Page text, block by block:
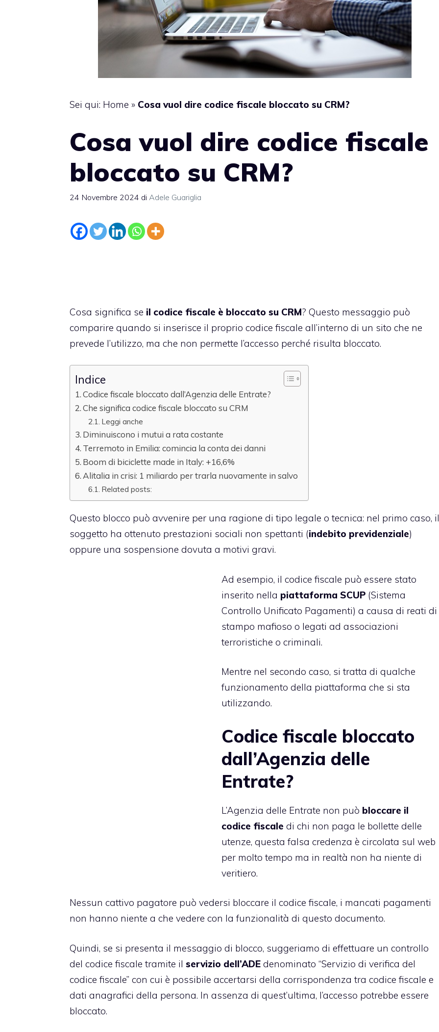
Sei qui: Home » Cosa vuol dire codice fiscale bloccato su CRM?
Cosa vuol dire codice fiscale
bloccato su CRM?
24 Novembre 2024 di Adele Guariglia
Cosa significa se il codice fiscale è bloccato su CRM? Questo messaggio può
comparire quando si inserisce il proprio codice fiscale all’interno di un sito che ne
prevede l’utilizzo, ma che non permette l’accesso perché risulta bloccato.
Indice
Codice fiscale bloccato dall’Agenzia delle Entrate?
Che significa codice fiscale bloccato su CRM
Leggi anche
Diminuiscono i mutui a rata costante
Terremoto in Emilia: comincia la conta dei danni
Boom di biciclette made in Italy: +16,6%
Alitalia in crisi: 1 miliardo per trarla nuovamente in salvo
Related posts:
Questo blocco può avvenire per una ragione di tipo legale o tecnica: nel primo caso, il
soggetto ha ottenuto prestazioni sociali non spettanti (indebito previdenziale)
oppure una sospensione dovuta a motivi gravi.
Ad esempio, il codice fiscale può essere stato
inserito nella piattaforma SCUP (Sistema
Controllo Unificato Pagamenti) a causa di reati di
stampo mafioso o legati ad associazioni
terroristiche o criminali.
Mentre nel secondo caso, si tratta di qualche
funzionamento della piattaforma che si sta
utilizzando.
Codice fiscale bloccato
dall’Agenzia delle
Entrate?
L’Agenzia delle Entrate non può bloccare il
codice fiscale di chi non paga le bollette delle
utenze, questa falsa credenza è circolata sul web
per molto tempo ma in realtà non ha niente di
veritiero.
Nessun cattivo pagatore può vedersi bloccare il codice fiscale, i mancati pagamenti
non hanno niente a che vedere con la funzionalità di questo documento.
Quindi, se si presenta il messaggio di blocco, suggeriamo di effettuare un controllo
del codice fiscale tramite il servizio dell’ADE denominato “Servizio di verifica del
codice fiscale” con cui è possibile accertarsi della corrispondenza tra codice fiscale e
dati anagrafici della persona. In assenza di quest’ultima, l’accesso potrebbe essere
bloccato.